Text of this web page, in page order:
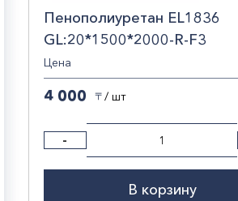
КАЗАХСТАН 2
РОССИЯ 3
2
Пенополиуретан EL1836
GL:20*1500*2000-R-F3
Цена
4 000 〒 / шт
-
В корзину